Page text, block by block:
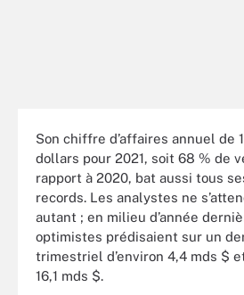
Son chiffre d’affaires annuel de
dollars pour 2021, soit 68 % de
rapport à 2020, bat aussi tous
records. Les analystes ne
autant ; en milieu d’année
optimistes prédisaient sur un
trimestriel d’environ 4,4 mds $
16,1 mds $.